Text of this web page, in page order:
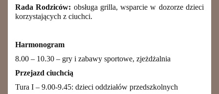
Rada Rodziców: obsługa grilla, wsparcie w dozorze dzieci
korzystających z ciuchci.
Harmonogram
8.00 – 10.30 – gry i zabawy sportowe, zjeżdżalnia
Przejazd ciuchcią
Tura I – 9.00-9.45: dzieci oddziałów przedszkolnych